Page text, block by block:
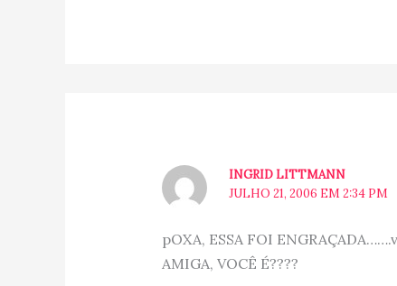
INGRID LITTMANN
JULHO 21, 2006 EM 2:34 PM
pOXA, ESSA FOI
AMIGA, VOCÊ É????